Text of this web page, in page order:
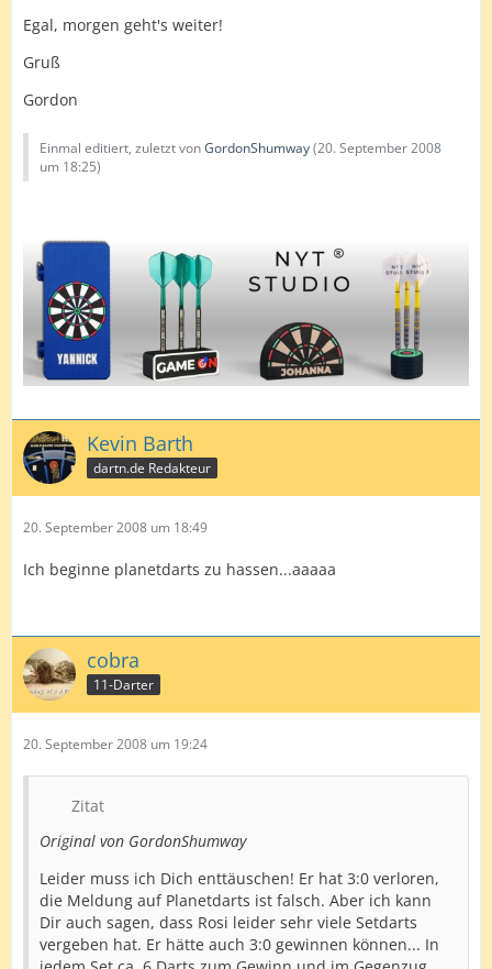
Egal, morgen geht's weiter!
Gruß
Gordon
Einmal editiert, zuletzt vonGordonShumway(20. September 2008
um 18:25)
Kevin Barth
dartn.de Redakteur
20. September 2008 um 18:49
Ich beginne planetdarts zu hassen...aaaaa
cobra
11-Darter
20. September 2008 um 19:24
Zitat
Original von GordonShumway
Leider muss ich Dich enttäuschen! Er hat 3:0 verloren,
die Meldung auf Planetdarts ist falsch. Aber ich kann
Dir auch sagen, dass Rosi leider sehr viele Setdarts
vergeben hat. Er hätte auch 3:0 gewinnen können... In